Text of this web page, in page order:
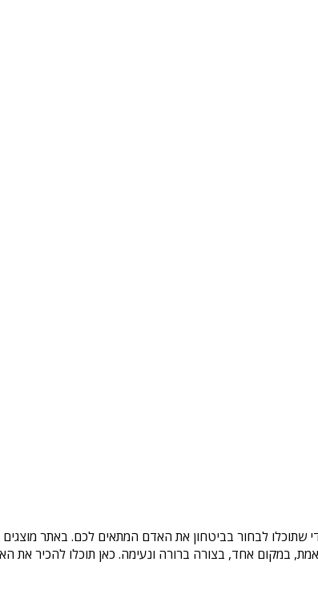
שתוכלו לבחור בביטחון את האדם המתאים לכם. באתר מוצגים
במקום אחד, בצורה ברורה ונעימה. כאן תוכלו להכיר את